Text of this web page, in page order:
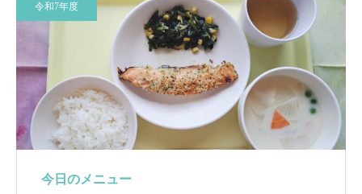
令和7年度
今日のメニュー